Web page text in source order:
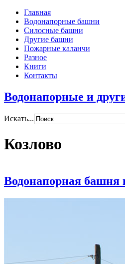
Главная
Водонапорные башни
Силосные башни
Другие башни
Пожарные каланчи
Разное
Книги
Контакты
Водонапорные и
Искать...
Козлово
Водонапорная башня